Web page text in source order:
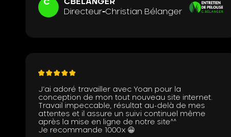
C
CBÉLANGER
Directeur Christian Bélanger
J’ai adoré travailler avec Yoan pour la
conception de mon tout nouveau site internet.
Travail impeccable, résultat au-delà de mes
attentes et il assure un suivi continuel même
après la mise en ligne de notre site^^
Je recommande 1000x 😀